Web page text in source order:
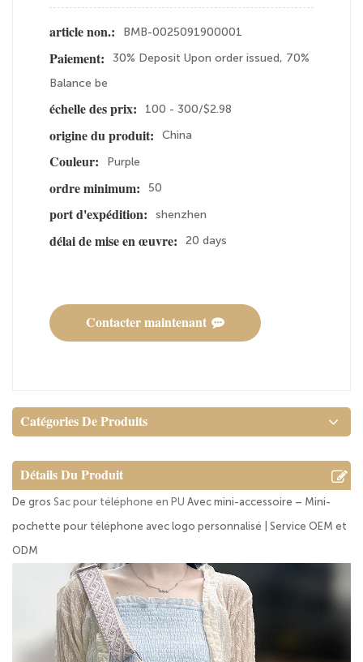
article non.:
BMB-0025091900001
Paiement:
30% Deposit Upon order issued, 70%
Balance be
échelle des prix:
100 - 300/$2.98
origine du produit:
China
Couleur:
Purple
ordre minimum:
50
port d'expédition:
shenzhen
délai de mise en œuvre:
20 days
Contacter maintenant
Catégories De Produits
Détails Du Produit
De gros Sac pour téléphone en PU Avec mini-accessoire – Mini-
pochette pour téléphone avec logo personnalisé | Service OEM et
ODM